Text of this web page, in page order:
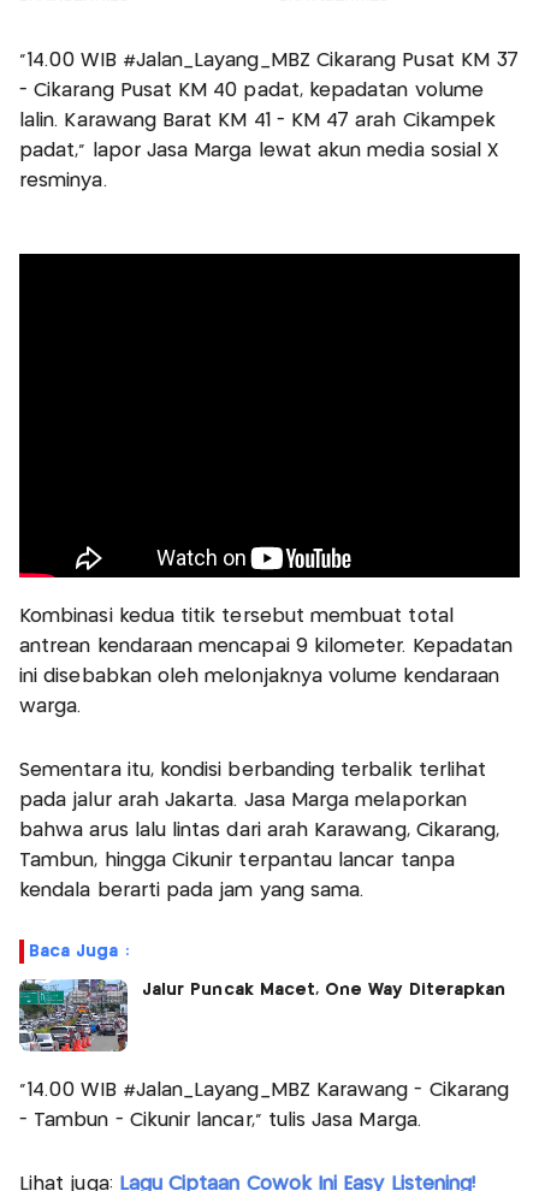
"14.00 WIB #Jalan_Layang_MBZ Cikarang Pusat KM 37
- Cikarang Pusat KM 40 padat, kepadatan volume
lalin. Karawang Barat KM 41 - KM 47 arah Cikampek
padat," lapor Jasa Marga lewat akun media sosial X
resminya.
Kombinasi kedua titik tersebut membuat total
antrean kendaraan mencapai 9 kilometer. Kepadatan
ini disebabkan oleh melonjaknya volume kendaraan
warga.
Sementara itu, kondisi berbanding terbalik terlihat
pada jalur arah Jakarta. Jasa Marga melaporkan
bahwa arus lalu lintas dari arah Karawang, Cikarang,
Tambun, hingga Cikunir terpantau lancar tanpa
kendala berarti pada jam yang sama.
Baca Juga :
Jalur Puncak Macet, One Way Diterapkan
"14.00 WIB #Jalan_Layang_MBZ Karawang - Cikarang
- Tambun - Cikunir lancar," tulis Jasa Marga.
Lihat juga: Lagu Ciptaan Cowok Ini Easy Listening!